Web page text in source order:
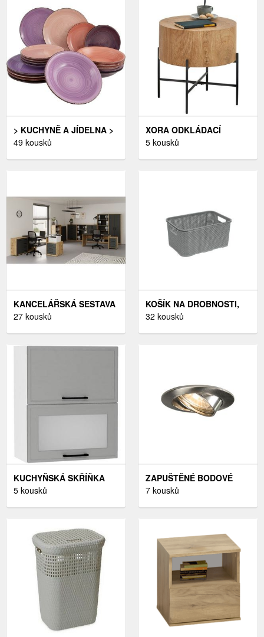
> KUCHYNĚ A JÍDELNA >
VAŘENÍ > SADY NÁDOBÍ
49 kousků
XORA ODKLÁDACÍ
STOLEK, ČERNÁ, BARVY
5 kousků
KANCELÁŘSKÁ SESTAVA
NEJBY GIANNI 9, DUB
27 kousků
KOŠÍK NA DROBNOSTI,
PLAST - ŠEDÁ
32 kousků
KUCHYŇSKÁ SKŘÍŇKA
EMILY W60GRF/2 SD
5 kousků
ZAPUŠTĚNÉ BODOVÉ
SVĚTLO NAKLÁPĚCÍ
7 kousků